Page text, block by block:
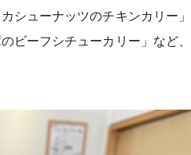
シューナッツのチキンカリー」
ビーフシチューカリー」など、